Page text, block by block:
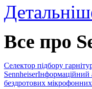
Все про
Селектор підбору
SennheiserІнформаційний
бездротових